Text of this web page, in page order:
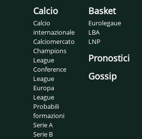
Calcio
Calcio
internazionale
Calciomercato
Champions
League
Conference
League
Europa
League
Probabili
formazioni
Serie A
Serie B
Basket
Eurolegaue
LBA
LNP
Pronostici
Gossip